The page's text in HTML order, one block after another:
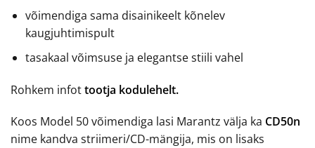
võimendiga sama disainikeelt kõnelev
kaugjuhtimispult
tasakaal võimsuse ja elegantse stiili vahel
Rohkem infottootja kodulehelt.
Koos Model 50 võimendiga lasi Marantz välja ka CD50n
nime kandva striimeri/CD-mängija, mis on lisaks